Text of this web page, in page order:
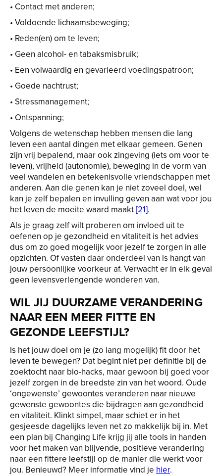
• Contact met anderen;
• Voldoende lichaamsbeweging;
• Reden(en) om te leven;
• Geen alcohol- en tabaksmisbruik;
• Een volwaardig en gevarieerd voedingspatroon;
• Goede nachtrust;
• Stressmanagement;
• Ontspanning;
Volgens de wetenschap hebben mensen die lang
leven een aantal dingen met elkaar gemeen. Genen
zijn vrij bepalend, maar ook zingeving (iets om voor te
leven), vrijheid (autonomie), beweging in de vorm van
veel wandelen en betekenisvolle vriendschappen met
anderen. Aan die genen kan je niet zoveel doel, wel
kan je zelf bepalen en invulling geven aan wat voor jou
het leven de moeite waard maakt[21].
Als je graag zelf wilt proberen om invloed uit te
oefenen op je gezondheid en vitaliteit is het advies
dus om zo goed mogelijk voor jezelf te zorgen in alle
opzichten. Of vasten daar onderdeel van is hangt van
jouw persoonlijke voorkeur af. Verwacht er in elk geval
geen levensverlengende wonderen van.
WIL JIJ DUURZAME VERANDERING
NAAR EEN MEER FITTE EN
GEZONDE LEEFSTIJL?
Is het jouw doel om je (zo lang mogelijk) fit door het
leven te bewegen? Dat begint niet per definitie bij de
zoektocht naar bio-hacks, maar gewoon bij goed voor
jezelf zorgen in de breedste zin van het woord. Oude
‘ongewenste’ gewoontes veranderen naar nieuwe
gewenste gewoontes die bijdragen aan gezondheid
en vitaliteit. Klinkt simpel, maar schiet er in het
gesjeesde dagelijks leven net zo makkelijk bij in. Met
een plan bij Changing Life krijg jij alle tools in handen
voor het maken van blijvende, positieve verandering
naar een fittere leefstijl op de manier die werkt voor
jou. Benieuwd? Meer informatie vind je hier.